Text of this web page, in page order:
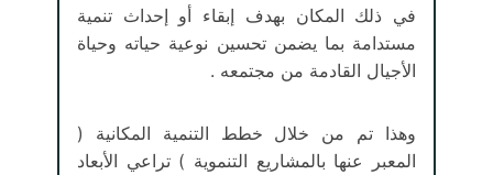
في ذلك المكان بهدف إبقاء أو إحداث تنمية
مستدامة بما يضمن تحسين نوعية حياته وحياة
الأجيال القادمة من مجتمعه .
وهذا تم من خلال خطط التنمية المكانية (
المعبر عنها بالمشاريع التنموية ) تراعي الأبعاد